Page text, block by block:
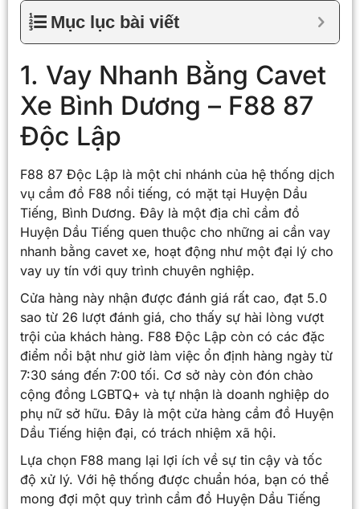
Mục lục bài viết
1. Vay Nhanh Bằng Cavet
Xe Bình Dương – F88 87
Độc Lập
F88 87 Độc Lập là một chi nhánh của hệ thống dịch
vụ cầm đồ F88 nổi tiếng, có mặt tại Huyện Dầu
Tiếng, Bình Dương. Đây là một địa chỉ cầm đồ
Huyện Dầu Tiếng quen thuộc cho những ai cần vay
nhanh bằng cavet xe, hoạt động như một đại lý cho
vay uy tín với quy trình chuyên nghiệp.
Cửa hàng này nhận được đánh giá rất cao, đạt 5.0
sao từ 26 lượt đánh giá, cho thấy sự hài lòng vượt
trội của khách hàng. F88 Độc Lập còn có các đặc
điểm nổi bật như giờ làm việc ổn định hàng ngày từ
7:30 sáng đến 7:00 tối. Cơ sở này còn đón chào
cộng đồng LGBTQ+ và tự nhận là doanh nghiệp do
phụ nữ sở hữu. Đây là một cửa hàng cầm đồ Huyện
Dầu Tiếng hiện đại, có trách nhiệm xã hội.
Lựa chọn F88 mang lại lợi ích về sự tin cậy và tốc
độ xử lý. Với hệ thống được chuẩn hóa, bạn có thể
mong đợi một quy trình cầm đồ Huyện Dầu Tiếng